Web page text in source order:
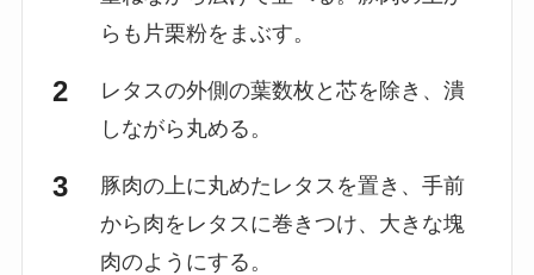
らも片栗粉をまぶす。
レタスの外側の葉数枚と芯を除き、潰
しながら丸める。
豚肉の上に丸めたレタスを置き、手前
から肉をレタスに巻きつけ、大きな塊
肉のようにする。